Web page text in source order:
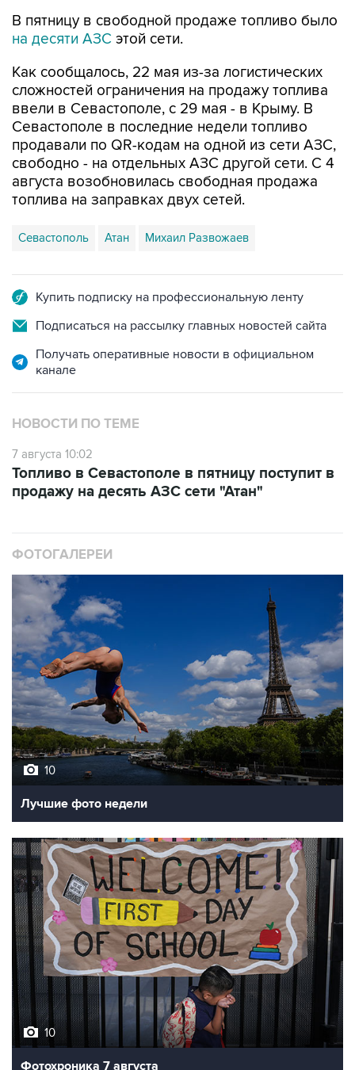
В пятницу в свободной продаже топливо было
на десяти АЗС этой сети.
Как сообщалось, 22 мая из-за логистических
сложностей ограничения на продажу топлива
ввели в Севастополе, с 29 мая - в Крыму. В
Севастополе в последние недели топливо
продавали по QR-кодам на одной из сети АЗС,
свободно - на отдельных АЗС другой сети. С 4
августа возобновилась свободная продажа
топлива на заправках двух сетей.
Севастополь Атан Михаил Развожаев
Купить подписку на профессиональную ленту
Подписаться на рассылку главных новостей сайта
Получать оперативные новости в официальном
канале
НОВОСТИ ПО ТЕМЕ
7 августа 10:02
Топливо в Севастополе в пятницу поступит в
продажу на десять АЗС сети "Атан"
ФОТОГАЛЕРЕИ
10
Лучшие фото недели
10
Фотохроника 7 августа